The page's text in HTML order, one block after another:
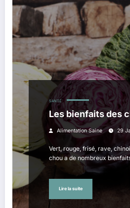
SANTÉ
Les bienfaits des
Alimentation Saine 29
Vert, rouge, frisé, rave,
chou a de nombreux
Lire la suite